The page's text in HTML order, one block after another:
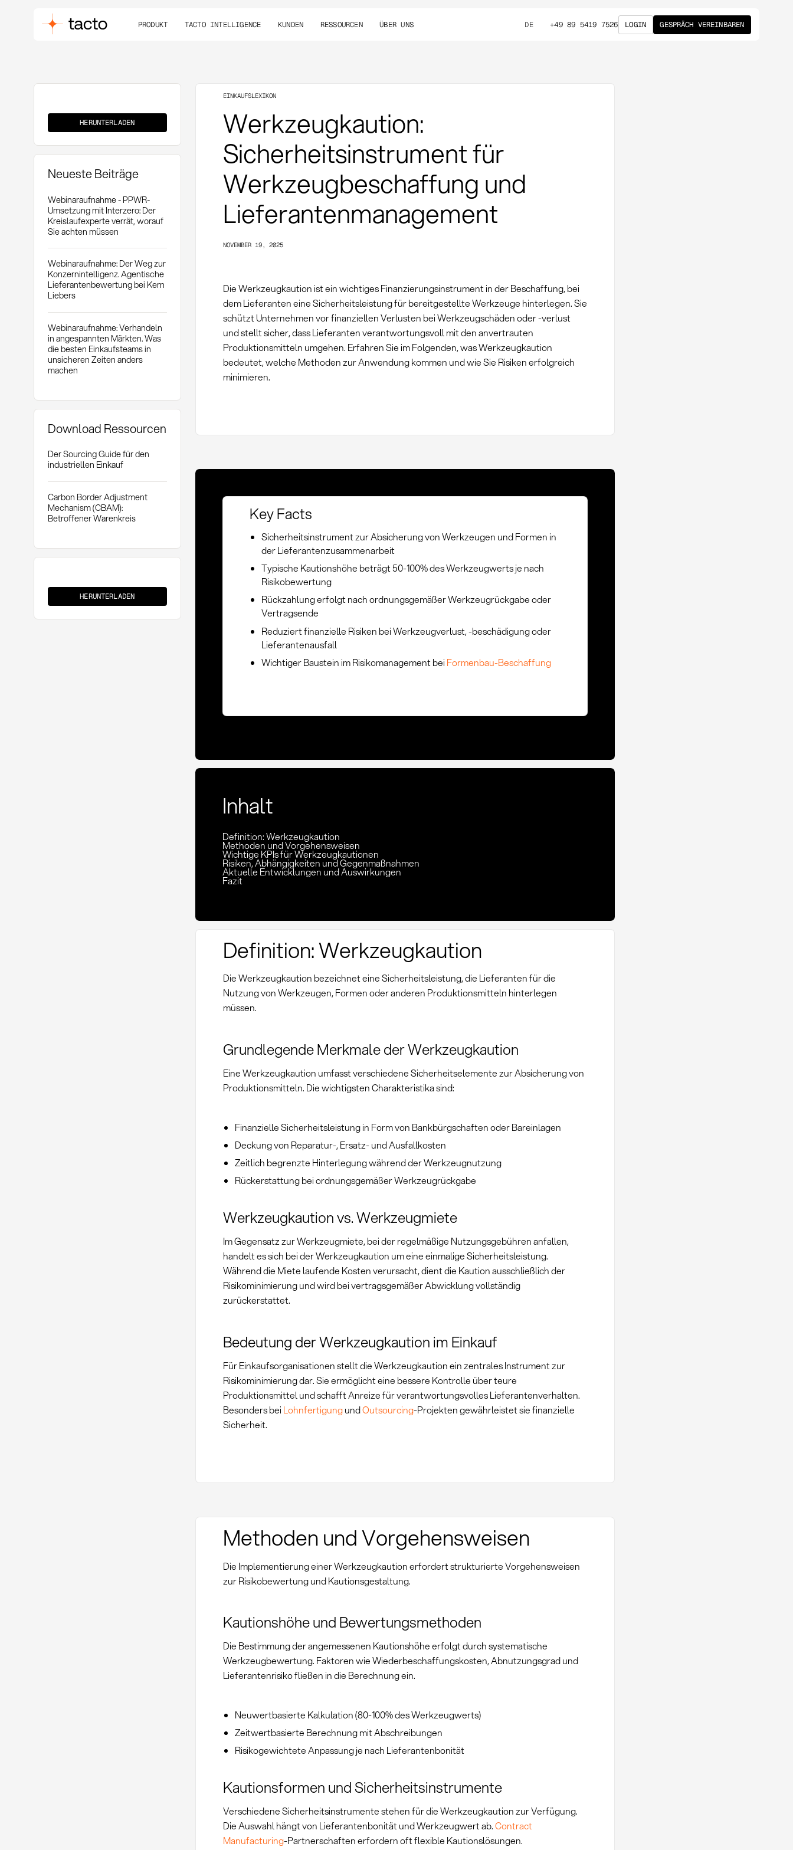
PRODUKT TACTO INTELLIGENCE KUNDEN RESSOURCEN ÜBER UNS DE +49 89 5419 7526 LOGIN GESPRÄCH VEREINBAREN
HERUNTERLADEN
Neueste Beiträge
Webinaraufnahme - PPWR-
Umsetzung mit Interzero: Der
Kreislaufexperte verrät, worauf
Sie achten müssen
Webinaraufnahme: Der Weg zur
Konzernintelligenz. Agentische
Lieferantenbewertung bei Kern
Liebers
Webinaraufnahme: Verhandeln
in angespannten Märkten. Was
die besten Einkaufsteams in
unsicheren Zeiten anders
machen
Download Ressourcen
Der Sourcing Guide für den
industriellen Einkauf
Carbon Border Adjustment
Mechanism (CBAM):
Betroffener Warenkreis
HERUNTERLADEN
EINKAUFSLEXIKON
Werkzeugkaution:
Sicherheitsinstrument für
Werkzeugbeschaffung und
Lieferantenmanagement
NOVEMBER 19, 2025
Die Werkzeugkaution ist ein wichtiges Finanzierungsinstrument in der Beschaffung, bei
dem Lieferanten eine Sicherheitsleistung für bereitgestellte Werkzeuge hinterlegen. Sie
schützt Unternehmen vor finanziellen Verlusten bei Werkzeugschäden oder -verlust
und stellt sicher, dass Lieferanten verantwortungsvoll mit den anvertrauten
Produktionsmitteln umgehen. Erfahren Sie im Folgenden, was Werkzeugkaution
bedeutet, welche Methoden zur Anwendung kommen und wie Sie Risiken erfolgreich
minimieren.
Key Facts
Sicherheitsinstrument zur Absicherung von Werkzeugen und Formen in
der Lieferantenzusammenarbeit
Typische Kautionshöhe beträgt 50-100% des Werkzeugwerts je nach
Risikobewertung
Rückzahlung erfolgt nach ordnungsgemäßer Werkzeugrückgabe oder
Vertragsende
Reduziert finanzielle Risiken bei Werkzeugverlust, -beschädigung oder
Lieferantenausfall
Wichtiger Baustein im Risikomanagement bei Formenbau-Beschaffung
Inhalt
Definition: Werkzeugkaution
Methoden und Vorgehensweisen
Wichtige KPIs für Werkzeugkautionen
Risiken, Abhängigkeiten und Gegenmaßnahmen
Aktuelle Entwicklungen und Auswirkungen
Fazit
Definition: Werkzeugkaution
Die Werkzeugkaution bezeichnet eine Sicherheitsleistung, die Lieferanten für die
Nutzung von Werkzeugen, Formen oder anderen Produktionsmitteln hinterlegen
müssen.
Grundlegende Merkmale der Werkzeugkaution
Eine Werkzeugkaution umfasst verschiedene Sicherheitselemente zur Absicherung von
Produktionsmitteln. Die wichtigsten Charakteristika sind:
Finanzielle Sicherheitsleistung in Form von Bankbürgschaften oder Bareinlagen
Deckung von Reparatur-, Ersatz- und Ausfallkosten
Zeitlich begrenzte Hinterlegung während der Werkzeugnutzung
Rückerstattung bei ordnungsgemäßer Werkzeugrückgabe
Werkzeugkaution vs. Werkzeugmiete
Im Gegensatz zur Werkzeugmiete, bei der regelmäßige Nutzungsgebühren anfallen,
handelt es sich bei der Werkzeugkaution um eine einmalige Sicherheitsleistung.
Während die Miete laufende Kosten verursacht, dient die Kaution ausschließlich der
Risikominimierung und wird bei vertragsgemäßer Abwicklung vollständig
zurückerstattet.
Bedeutung der Werkzeugkaution im Einkauf
Für Einkaufsorganisationen stellt die Werkzeugkaution ein zentrales Instrument zur
Risikominimierung dar. Sie ermöglicht eine bessere Kontrolle über teure
Produktionsmittel und schafft Anreize für verantwortungsvolles Lieferantenverhalten.
Besonders bei LohnfertigungundOutsourcing-Projekten gewährleistet sie finanzielle
Sicherheit.
Methoden und Vorgehensweisen
Die Implementierung einer Werkzeugkaution erfordert strukturierte Vorgehensweisen
zur Risikobewertung und Kautionsgestaltung.
Kautionshöhe und Bewertungsmethoden
Die Bestimmung der angemessenen Kautionshöhe erfolgt durch systematische
Werkzeugbewertung. Faktoren wie Wiederbeschaffungskosten, Abnutzungsgrad und
Lieferantenrisiko fließen in die Berechnung ein.
Neuwertbasierte Kalkulation (80-100% des Werkzeugwerts)
Zeitwertbasierte Berechnung mit Abschreibungen
Risikogewichtete Anpassung je nach Lieferantenbonität
Kautionsformen und Sicherheitsinstrumente
Verschiedene Sicherheitsinstrumente stehen für die Werkzeugkaution zur Verfügung.
Die Auswahl hängt von Lieferantenbonität und Werkzeugwert ab.Contract
Manufacturing-Partnerschaften erfordern oft flexible Kautionslösungen.